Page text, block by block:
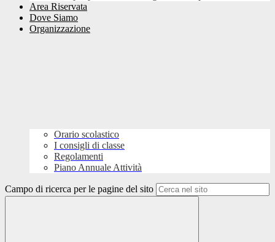
Area Riservata
Dove Siamo
Organizzazione
Orario scolastico
I consigli di classe
Regolamenti
Piano Annuale Attività
Campo di ricerca per le pagine del sito